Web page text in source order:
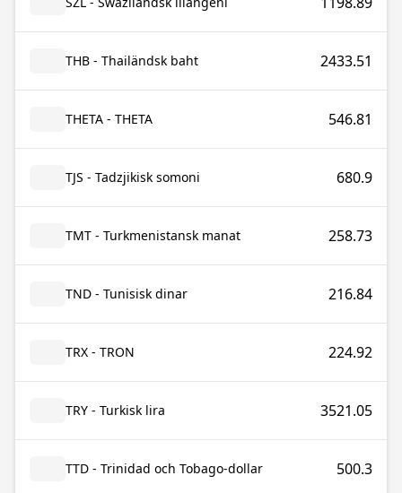
THB - Thailändsk baht 2433.51
THETA - THETA 546.81
TJS - Tadzjikisk somoni 680.9
TMT - Turkmenistansk manat 258.73
TND - Tunisisk dinar 216.84
TRX - TRON 224.92
TRY - Turkisk lira 3521.05
TTD - Trinidad och Tobago-dollar 500.3